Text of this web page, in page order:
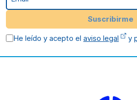
Suscribirme
He leído y acepto elaviso legal y